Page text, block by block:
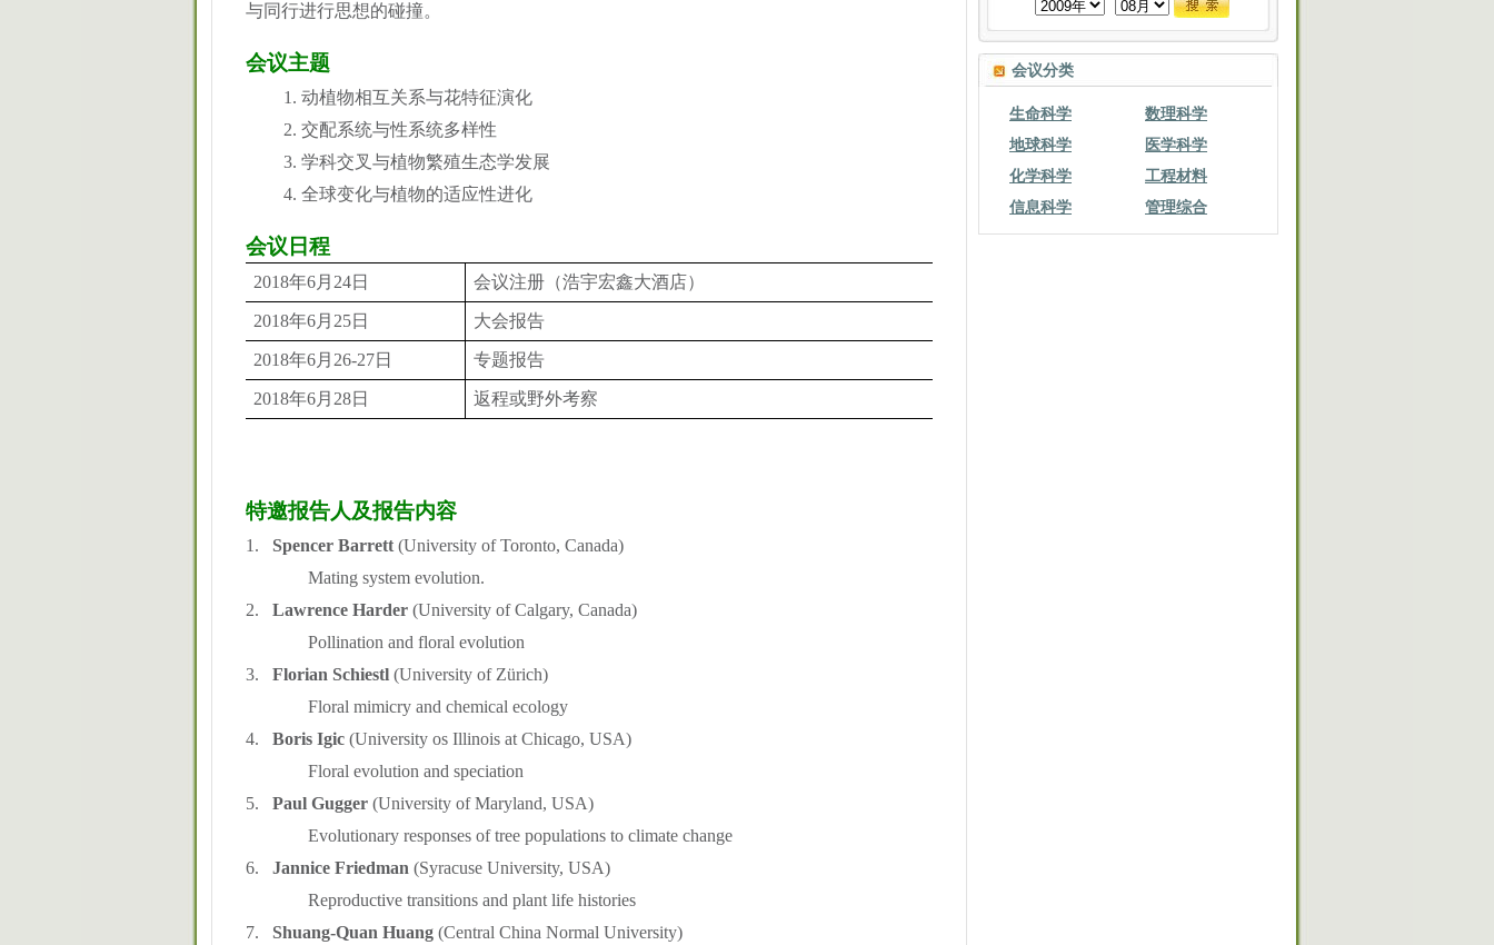
与同行进行思想的碰撞。
会议主题
1. 动植物相互关系与花特征演化
2. 交配系统与性系统多样性
3. 学科交叉与植物繁殖生态学发展
4. 全球变化与植物的适应性进化
会议日程
2018年6月 24日 会议注册（浩宇宏鑫大酒店）
2018年6月 25日 大会报告
2018年6月 26-27日 专题报告
2018年6月 28日 返程或野外考察
特邀报告人及报告内容
1. Spencer Barrett (University of Toronto, Canada)
Mating system evolution.
2.
Lawrence Harder (University of Calgary, Canada)
Pollination and floral evolution
3.
Florian Schiestl (University of Zürich)
Floral mimicry and chemical ecology
4.
Boris Igic (University os Illinois at Chicago, USA)
Floral evolution and speciation
5.
Paul Gugger (University of Maryland, USA)
Evolutionary responses of tree populations to climate change
6.
Jannice Friedman (Syracuse University, USA)
Reproductive transitions and plant life histories
7.
Shuang-Quan Huang (Central China Normal University)
会议分类
生命科学
地球科学
化学科学
信息科学
数理科学
医学科学
工程材料
管理综合